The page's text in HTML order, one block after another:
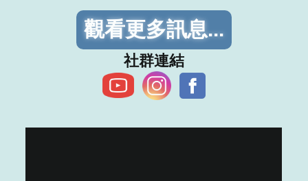
觀看更多訊息...
​社群連結